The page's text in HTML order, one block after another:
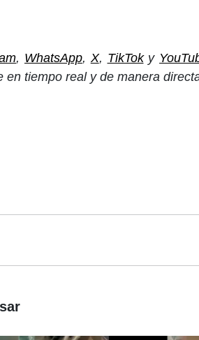
, WhatsApp, X, TikToky
tiempo real y de manera